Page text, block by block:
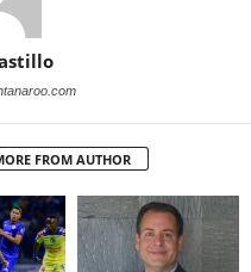
FROM AUTHOR